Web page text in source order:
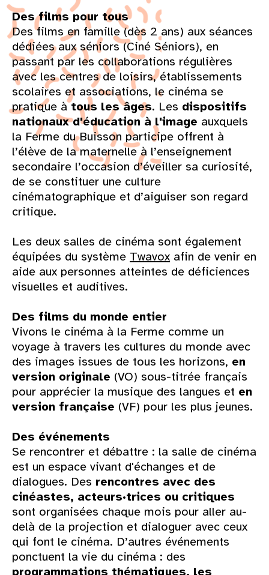
Des films pour tous
Des films en famille (dès 2 ans) aux séances
dédiées aux séniors (Ciné Séniors), en
passant par les collaborations régulières
avec les centres de loisirs, établissements
scolaires et associations, le cinéma se
pratique àtous les âges. Les dispositifs
nationaux d'éducation à l'image auxquels
la Ferme du Buisson participe offrent à
l’élève de la maternelle à l’enseignement
secondaire l’occasion d’éveiller sa curiosité,
de se constituer une culture
cinématographique et d’aiguiser son regard
critique.
Les deux salles de cinéma sont également
équipées du système Twavox afin de venir en
aide aux personnes atteintes de déficiences
visuelles et auditives.
Des films du monde entier
Vivons le cinéma à la Ferme comme un
voyage à travers les cultures du monde avec
des images issues de tous les horizons, en
version originale (VO) sous-titrée français
pour apprécier la musique des langues et en
version française (VF) pour les plus jeunes.
Des événements
Se rencontrer et débattre : la salle de cinéma
est un espace vivant d'échanges et de
dialogues. Des rencontres avec des
cinéastes, acteurs·trices ou critiques
sont organisées chaque mois pour aller au-
delà de la projection et dialoguer avec ceux
qui font le cinéma. D’autres événements
ponctuent la vie du cinéma : des
programmations thématiques, les